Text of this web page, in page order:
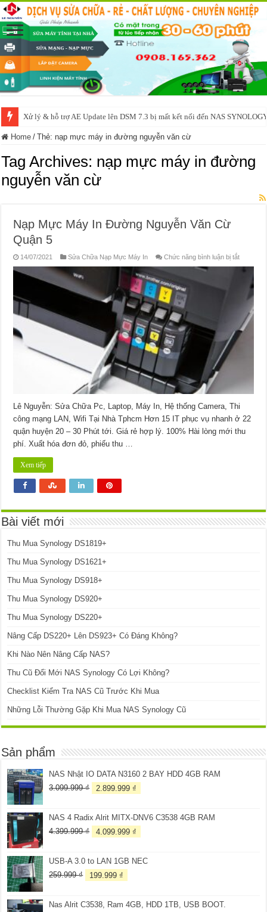
Xử lý & hỗ trợ AE Update lên DSM 7.3 bị mất kết nối đến NAS
Home / Thẻ:nạp mực máy in đường nguyễn văn cừ
Tag Archives: nạp mực máy in đường
nguyễn văn cừ
Nạp Mực Máy In Đường Nguyễn Văn Cừ
Quận 5
14/07/2021 Sửa Chữa Nạp Mực Máy In Chức năng bình luận bị tắtở
Nguyễn
Cừ
Quận
5
Lê Nguyễn: Sửa Chữa Pc, Laptop, Máy In, Hệ thống Camera, Thi
công mạng LAN, Wifi Tại Nhà Tphcm Hơn 15 IT phục vụ nhanh ở 22
quận huyện 20 – 30 Phút tới. Giá rẻ hợp lý. 100% Hài lòng mới thu
phí. Xuất hóa đơn đỏ, phiếu thu …
Xem tiếp
Bài viết mới
Thu Mua Synology DS1819+
Thu Mua Synology DS1621+
Thu Mua Synology DS918+
Thu Mua Synology DS920+
Thu Mua Synology DS220+
Nâng Cấp DS220+ Lên DS923+ Có Đáng Không?
Khi Nào Nên Nâng Cấp NAS?
Thu Cũ Đổi Mới NAS Synology Có Lợi Không?
Checklist Kiểm Tra NAS Cũ Trước Khi Mua
Những Lỗi Thường Gặp Khi Mua NAS Synology Cũ
Sản phẩm
NAS Nhật IO DATA N3160 2 BAY HDD 4GB RAM
3.099.999₫
Giá
3.099.999 ₫.
2.899.999 ₫
là:
NAS 4 Radix Alrit MITX-DNV6 C3538 4GB RAM
4.399.999₫
Giá
4.399.999 ₫.
4.099.999 ₫
là:
USB-A 3.0 to LAN 1GB NEC
259.999₫
Giá
259.999 ₫.
199.999 ₫
là:
Nas Alrit C3538, Ram 4GB, HDD 1TB, USB BOOT.